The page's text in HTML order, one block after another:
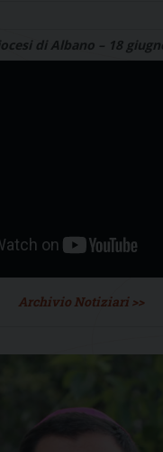
di Albano – 18
Archivio Notiziari >>